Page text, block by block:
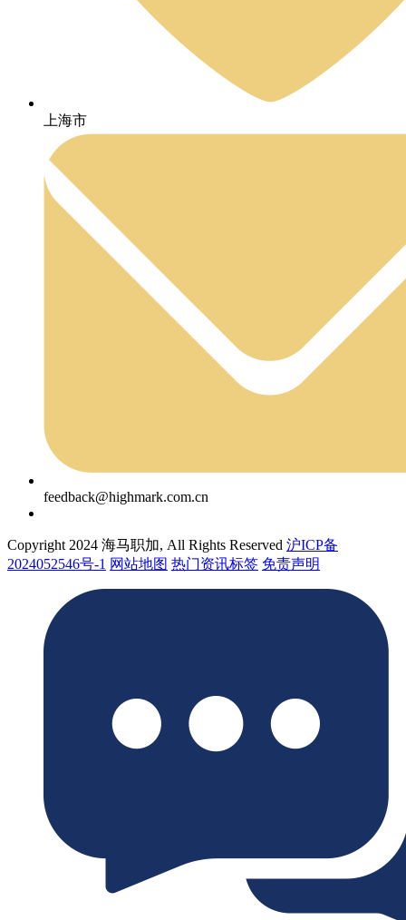
上海市
feedback@highmark.com.cn
Copyright 2024 海马职加, All Rights Reserved 沪ICP备
2024052546号-1 网站地图 热门资讯标签 免责声明